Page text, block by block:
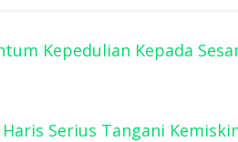
Kepedulian Kepada
Serius Tangani